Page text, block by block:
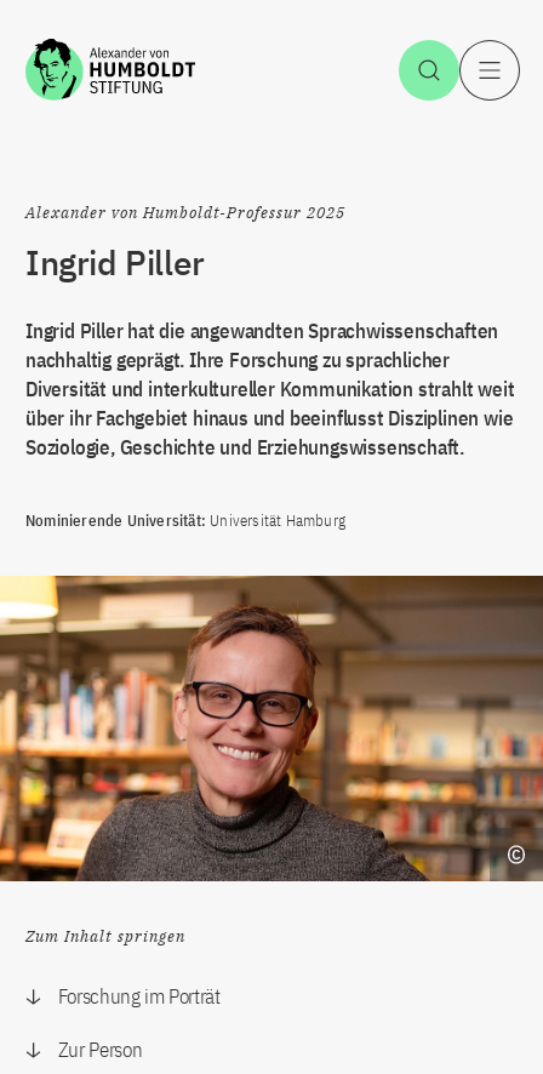
Zum Inhalt springen Suche
Alexander von Humboldt-Professur 2025
Ingrid Piller
Ingrid Piller hat die angewandten Sprachwissenschaften
nachhaltig geprägt. Ihre Forschung zu sprachlicher
Diversität und interkultureller Kommunikation strahlt weit
über ihr Fachgebiet hinaus und beeinflusst Disziplinen wie
Soziologie, Geschichte und Erziehungswissenschaft.
Nominierende Universität: Universität Hamburg
Zum Inhalt springen
Forschung im Porträt
Zur Person